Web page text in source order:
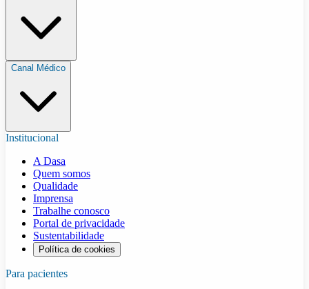
Canal Médico
Institucional
A Dasa
Quem somos
Qualidade
Imprensa
Trabalhe conosco
Portal de privacidade
Sustentabilidade
Política de cookies
Para pacientes